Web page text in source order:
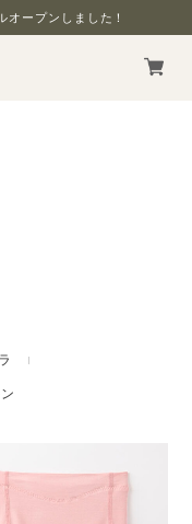
オープンしました！